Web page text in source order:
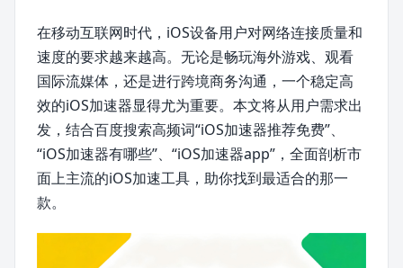
在移动互联网时代，iOS设备用户对网络连接质量和
速度的要求越来越高。无论是畅玩海外游戏、观看
国际流媒体，还是进行跨境商务沟通，一个稳定高
效的iOS加速器显得尤为重要。本文将从用户需求出
发，结合百度搜索高频词“iOS加速器推荐免费”、
“iOS加速器有哪些”、“iOS加速器app”，全面剖析市
面上主流的iOS加速工具，助你找到最适合的那一
款。